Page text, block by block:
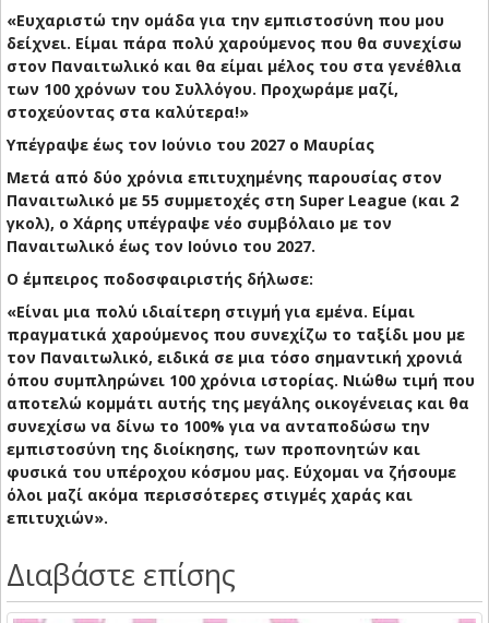
«Ευχαριστώ την ομάδα για την εμπιστοσύνη που μου
δείχνει. Είμαι πάρα πολύ χαρούμενος που θα συνεχίσω
στον Παναιτωλικό και θα είμαι μέλος του στα γενέθλια
των 100 χρόνων του Συλλόγου. Προχωράμε μαζί,
στοχεύοντας στα καλύτερα!»
Υπέγραψε έως τον Ιούνιο του 2027 ο Μαυρίας
Μετά από δύο χρόνια επιτυχημένης παρουσίας στον
Παναιτωλικό με 55 συμμετοχές στη Super League (και 2
γκολ), ο Χάρης υπέγραψε νέο συμβόλαιο με τον
Παναιτωλικό έως τον Ιούνιο του 2027.
Ο έμπειρος ποδοσφαιριστής δήλωσε:
«Είναι μια πολύ ιδιαίτερη στιγμή για εμένα. Είμαι
πραγματικά χαρούμενος που συνεχίζω το ταξίδι μου με
τον Παναιτωλικό, ειδικά σε μια τόσο σημαντική χρονιά
όπου συμπληρώνει 100 χρόνια ιστορίας. Νιώθω τιμή που
αποτελώ κομμάτι αυτής της μεγάλης οικογένειας και θα
συνεχίσω να δίνω το 100% για να ανταποδώσω την
εμπιστοσύνη της διοίκησης, των προπονητών και
φυσικά του υπέροχου κόσμου μας. Εύχομαι να ζήσουμε
όλοι μαζί ακόμα περισσότερες στιγμές χαράς και
επιτυχιών».
Διαβάστε επίσης